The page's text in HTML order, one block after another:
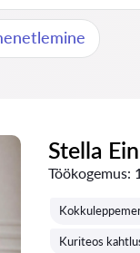
Stella
Töökogemus:
Kuriteos